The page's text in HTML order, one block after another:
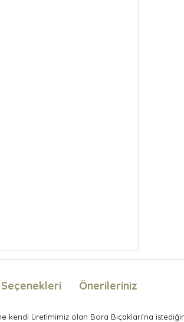
Önerileriniz
üretimimiz olan Bora Bıçakları’na